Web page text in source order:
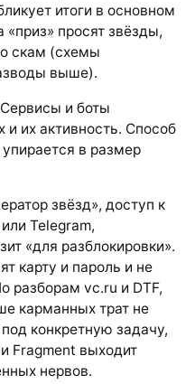
итоги в основном
«приз» просят звёзды,
скам (схемы
выше).
Сервисы и боты
их активность. Способ
в размер
звёзд», доступ к
Telegram,
«для разблокировки».
карту и пароль и не
разборам vc.ru и DTF,
карманных трат не
конкретную задачу,
Fragment выходит
нервов.